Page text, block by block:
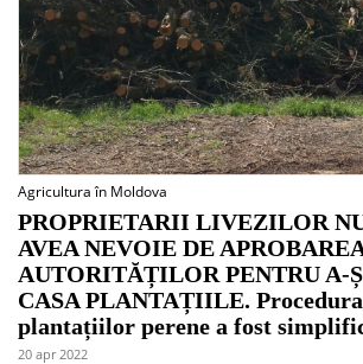
Agricultura în Moldova
PROPRIETARII LIVEZILOR
AVEA NEVOIE DE
AUTORITĂȚILOR PENTRU A-
CASA PLANTAȚIILE.
plantațiilor perene a fost
20 apr 2022